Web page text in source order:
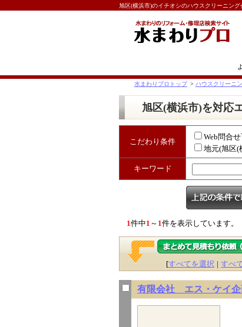
旭区(横浜市)のイチオシのハウスクリーニング
水まわりプロトップ > ハウスクリーニ
旭区(横浜市)を対応
こだわり条件
Web問合
地元(旭区(
キーワード
1件中1 ～ 1件を表示しています。
[すべてを選択 | すべ
有限会社 エス・ケイ企